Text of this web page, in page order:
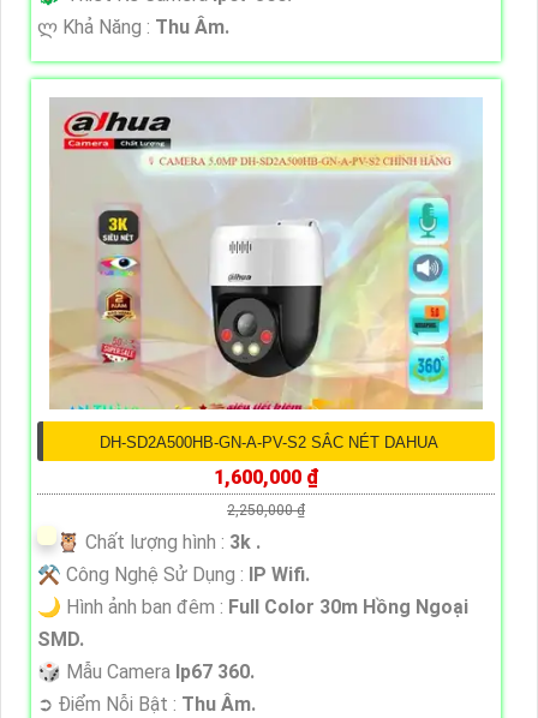
️ლ Khả Năng : Thu Âm.
DH-SD2A500HB-GN-A-PV-S2 SẮC NÉT DAHUA
1,600,000 ₫
2,250,000 ₫
🦉 Chất lượng hình : 3k .
⚒ Công Nghệ Sử Dụng :
IP Wifi.
🌙 Hình ảnh ban đêm : Full Color 30m Hồng Ngoại
SMD.
🎲 Mẫu Camera Ip67 360.
️➲ Điểm Nỗi Bật : Thu Âm.